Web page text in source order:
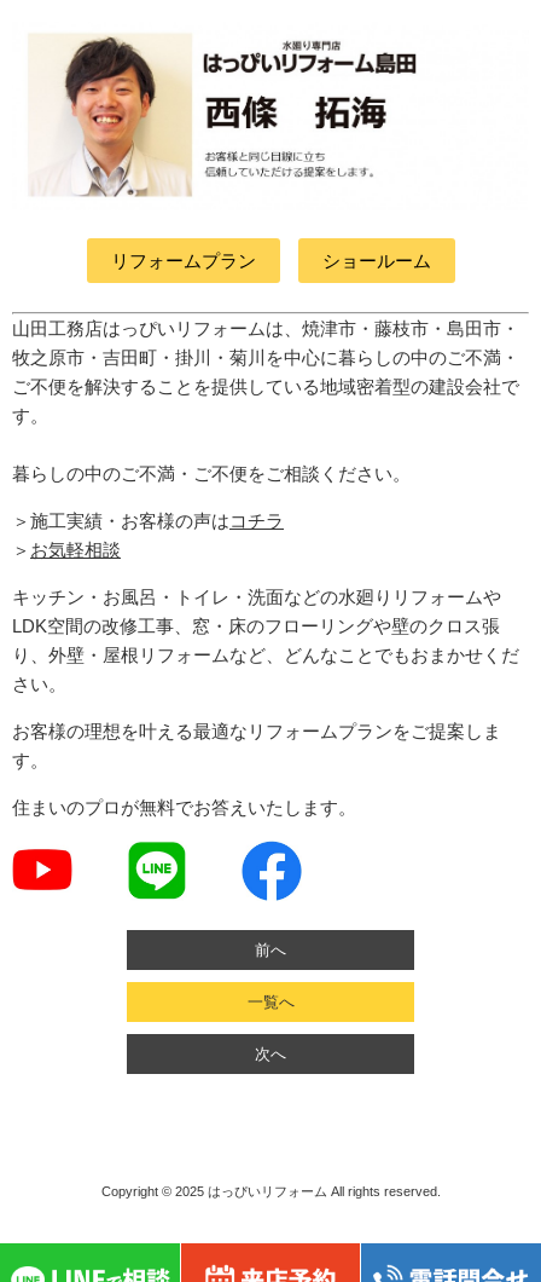
リフォームプラン ショールーム
山田工務店はっぴいリフォームは、焼津市・藤枝市・島田市・
牧之原市・吉田町 ・掛川・菊川 を中心に暮らしの中のご不満・
ご不便を解決することを提供している地域密着型の建設会社で
す。
暮らしの中のご不満・ご不便をご相談ください。
＞施工実績・お客様の声はコチラ
＞ お気軽相談
キッチン・お風呂・トイレ・洗面などの水廻りリフォームや
LDK空間の改修工事、窓・床のフローリングや壁のクロス張
り、外壁・屋根リフォームなど、どんなことでもおまかせくだ
さい。
お客様の理想を叶える最適なリフォームプランをご提案しま
す。
住まいのプロが無料でお答えいたします。
前へ
一覧へ
次へ
Copyright © 2025 はっぴいリフォーム All rights reserved.